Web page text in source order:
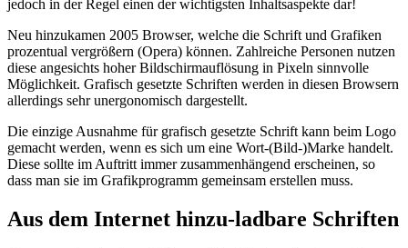
jedoch in der Regel einen der wichtigsten Inhaltsaspekte dar!
Neu hinzukamen 2005 Browser, welche die Schrift und Grafiken
prozentual vergrößern (Opera) können. Zahlreiche Personen nutzen
diese angesichts hoher Bildschirmauflösung in Pixeln sinnvolle
Möglichkeit. Grafisch gesetzte Schriften werden in diesen Browsern
allerdings sehr unergonomisch dargestellt.
Die einzige Ausnahme für grafisch gesetzte Schrift kann beim Logo
gemacht werden, wenn es sich um eine Wort-(Bild-)Marke handelt.
Diese sollte im Auftritt immer zusammenhängend erscheinen, so
dass man sie im Grafikprogramm gemeinsam erstellen muss.
Aus dem Internet hinzu-ladbare Schriften